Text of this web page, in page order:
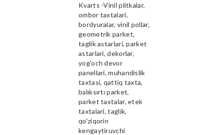
Kvarts -Vinil plitkalar,
ombor taxtalari,
bordyuralar, vinil pollar,
geometrik parket,
taglik astarlari, parket
astarlari, dekorlar,
yog'och devor
panellari, muhandislik
taxtasi, qattiq taxta,
balıksırtı parket,
parket taxtalar, etek
taxtalari, taglik,
qo'ziqorin
kengaytiruvchi